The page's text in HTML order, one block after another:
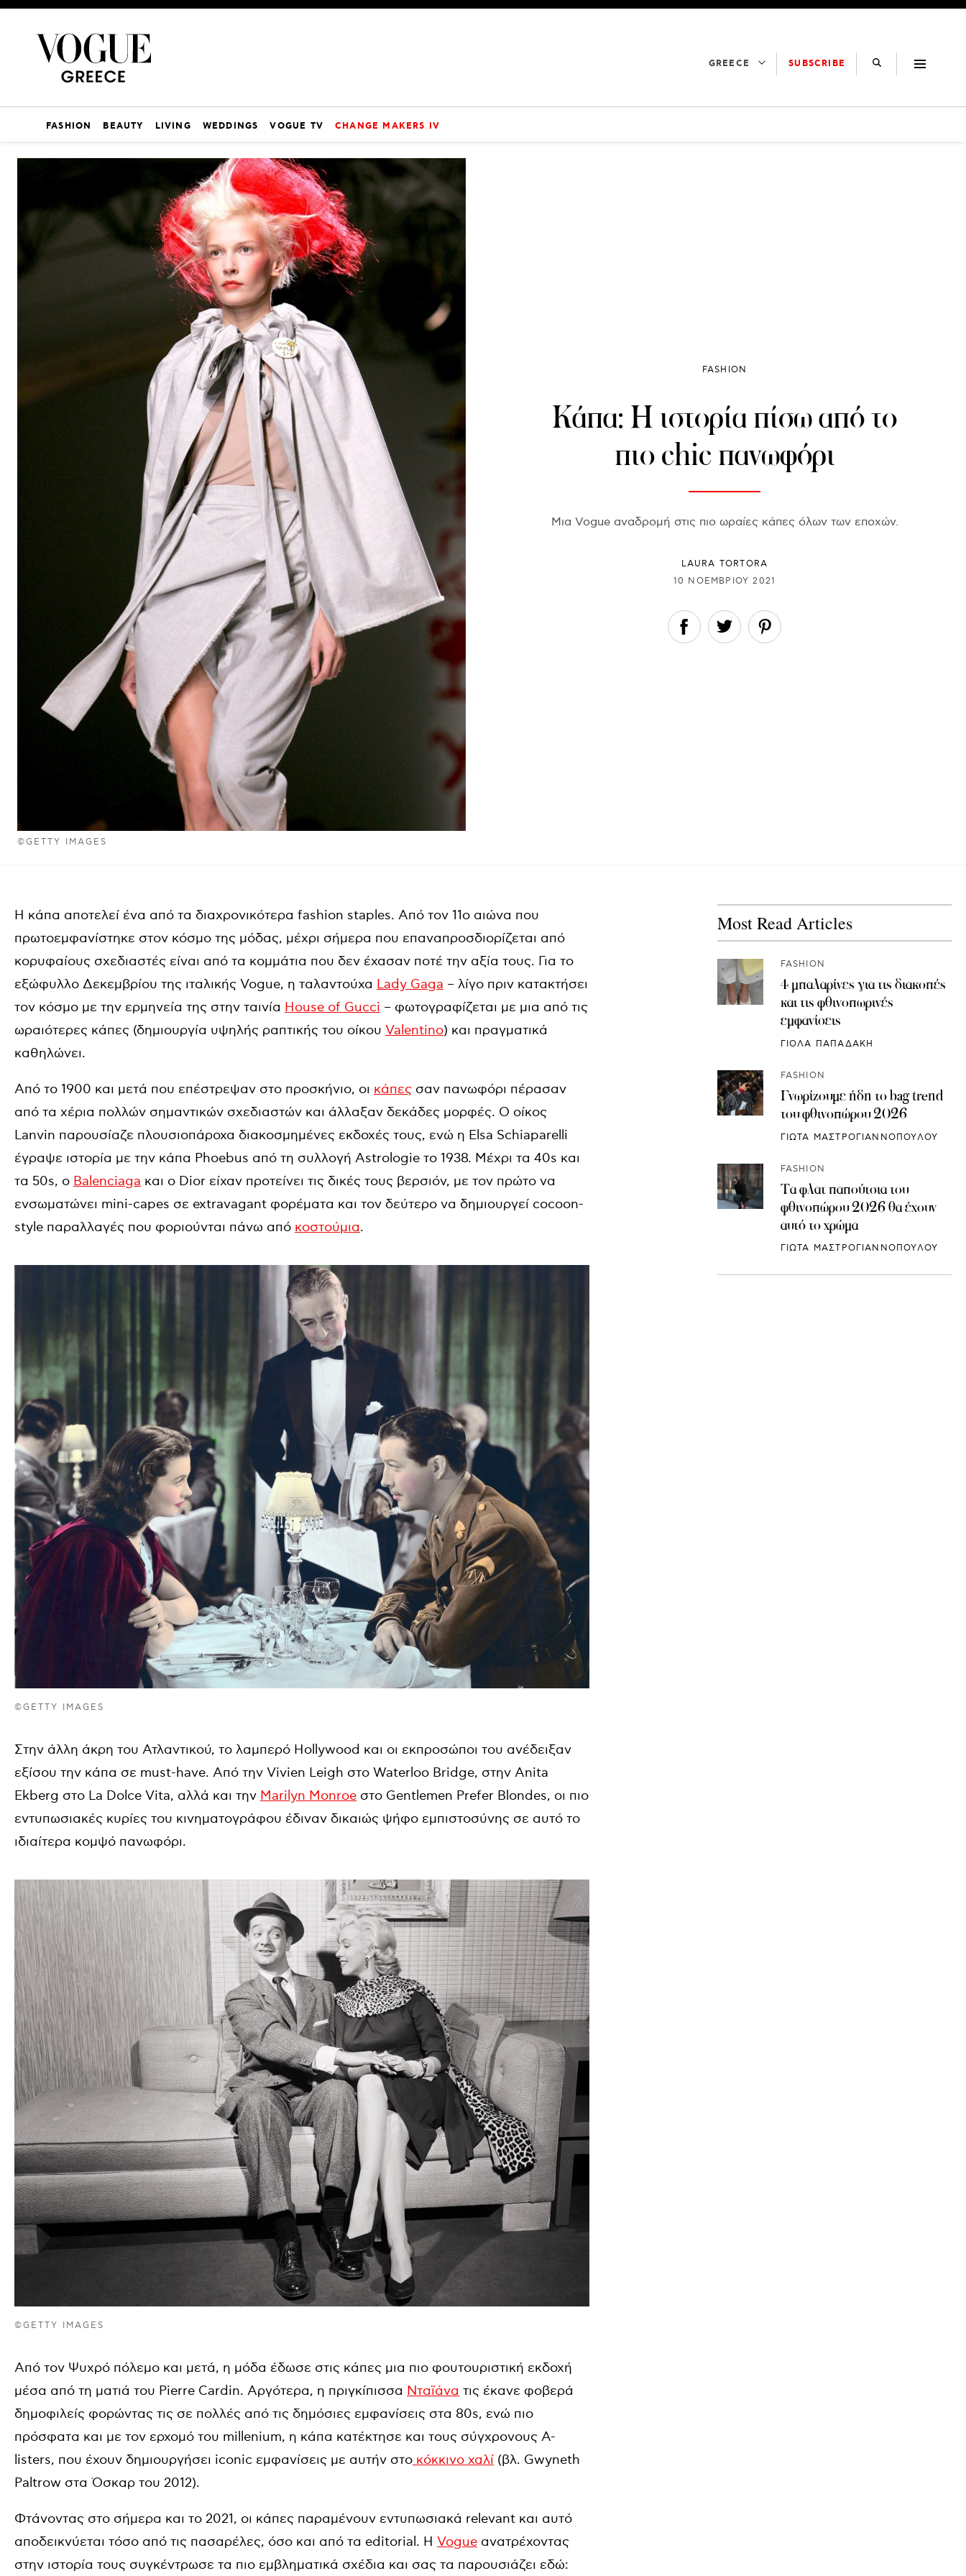
GREECE SUBSCRIBE
FASHION BEAUTY LIVING WEDDINGS VOGUE TV CHANGE MAKERS IV
©GETTY IMAGES
FASHION
Κάπα: Η ιστορία πίσω από το
πιο chic πανωφόρι
Μια Vogue αναδρομή στις πιο ωραίες κάπες όλων των εποχών.
LAURA TORTORA
10 ΝΟΕΜΒΡΊΟΥ 2021
Η κάπα αποτελεί ένα από τα διαχρονικότερα fashion staples. Από τον 11ο αιώνα που
πρωτοεμφανίστηκε στον κόσμο της μόδας, μέχρι σήμερα που επαναπροσδιορίζεται από
κορυφαίους σχεδιαστές είναι από τα κομμάτια που δεν έχασαν ποτέ την αξία τους. Για το
εξώφυλλο Δεκεμβρίου της ιταλικής Vogue, η ταλαντούχα Lady Gaga – λίγο πριν κατακτήσει
τον κόσμο με την ερμηνεία της στην ταινία House of Gucci – φωτογραφίζεται με μια από τις
ωραιότερες κάπες (δημιουργία υψηλής ραπτικής του οίκου Valentino) και πραγματικά
καθηλώνει.
Από το 1900 και μετά που επέστρεψαν στο προσκήνιο, οι κάπες σαν πανωφόρι πέρασαν
από τα χέρια πολλών σημαντικών σχεδιαστών και άλλαξαν δεκάδες μορφές. Ο οίκος
Lanvin παρουσίαζε πλουσιοπάροχα διακοσμημένες εκδοχές τους, ενώ η Elsa Schiaparelli
έγραψε ιστορία με την κάπα Phoebus από τη συλλογή Astrologie το 1938. Μέχρι τα 40s και
τα 50s, ο Balenciaga και ο Dior είχαν προτείνει τις δικές τους βερσιόν, με τον πρώτο να
ενσωματώνει mini-capes σε extravagant φορέματα και τον δεύτερο να δημιουργεί cocoon-
style παραλλαγές που φοριούνται πάνω από κοστούμια.
©GETTY IMAGES
Στην άλλη άκρη του Ατλαντικού, το λαμπερό Hollywood και οι εκπροσώποι του ανέδειξαν
εξίσου την κάπα σε must-have. Από την Vivien Leigh στο Waterloo Bridge, στην Anita
Ekberg στο La Dolce Vita, αλλά και την Marilyn Monroe στο Gentlemen Prefer Blondes, οι πιο
εντυπωσιακές κυρίες του κινηματογράφου έδιναν δικαιώς ψήφο εμπιστοσύνης σε αυτό το
ιδιαίτερα κομψό πανωφόρι.
©GETTY IMAGES
Από τον Ψυχρό πόλεμο και μετά, η μόδα έδωσε στις κάπες μια πιο φουτουριστική εκδοχή
μέσα από τη ματιά του Pierre Cardin. Αργότερα, η πριγκίπισσα Νταϊάνα τις έκανε φοβερά
δημοφιλείς φορώντας τις σε πολλές από τις δημόσιες εμφανίσεις στα 80s, ενώ πιο
πρόσφατα και με τον ερχομό του millenium, η κάπα κατέκτησε και τους σύγχρονους A-
listers, που έχουν δημιουργήσει iconic εμφανίσεις με αυτήν στο κόκκινο χαλί (βλ. Gwyneth
Paltrow στα Όσκαρ του 2012).
Φτάνοντας στο σήμερα και το 2021, οι κάπες παραμένουν εντυπωσιακά relevant και αυτό
αποδεικνύεται τόσο από τις πασαρέλες, όσο και από τα editorial. H Vogue ανατρέχοντας
στην ιστορία τους συγκέντρωσε τα πιο εμβληματικά σχέδια και σας τα παρουσιάζει εδώ:
Most Read Articles
FASHION
4 μπαλαρίνες για τις διακοπές
και τις φθινοπωρινές
εμφανίσεις
ΓΙΟΛΑ ΠΑΠΑΔΑΚΗ
FASHION
Γνωρίζουμε ήδη το bag trend
του φθινοπώρου 2026
ΓΙΩΤΑ ΜΑΣΤΡΟΓΙΑΝΝΟΠΟΥΛΟΥ
FASHION
Τα φλατ παπούτσια του
φθινοπώρου 2026 θα έχουν
αυτό το χρώμα
ΓΙΩΤΑ ΜΑΣΤΡΟΓΙΑΝΝΟΠΟΥΛΟΥ